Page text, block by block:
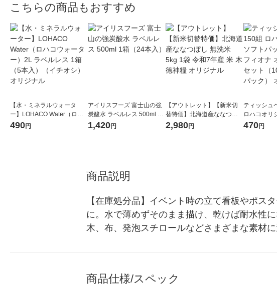
こちらの商品もおすすめ
【水・ミネラルウォータ
ー】LOHACO Water（ロハ
コウォーター）2L ラベルレ
490円
アイリスフーズ 富士山の強
炭酸水 ラベルレス 500ml 1
箱（24本入）
1,420円
【アウトレット】【新米切
替特価】北海道産ななつぼ
し 無洗米 5kg 1袋 令和7年産
米 木徳神糧 オリジナル
2,980円
ティッシュ
ロハコオリ
ックティッ
470円
商品説明
【在庫処分品】イベント時の立て看板やポス
に。水で薄めずそのまま描け、乾けば耐水性
木、布、発泡スチロールなどさまざまな素材
商品仕様/スペック